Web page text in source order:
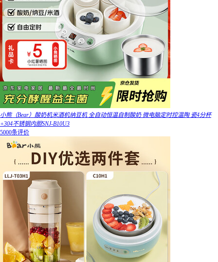
小熊（Bear）酸奶机米酒机纳豆机 全自动恒温自制酸奶 微电脑定时控温陶 瓷4分杯
+304不锈钢内胆SNJ-B10U3
5000条评价